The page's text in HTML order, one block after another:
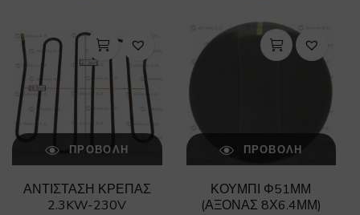
ΠΡΟΒΟΛΉ
ΑΝΤΙΣΤΑΣΗ ΚΡΕΠΑΣ
2.3KW-230V
ΠΡΟΒΟΛΉ
ΚΟΥΜΠΙ Φ51ΜΜ
(ΑΞΟΝΑΣ 8Χ6.4ΜΜ)